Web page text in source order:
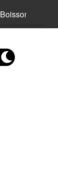
Boissons